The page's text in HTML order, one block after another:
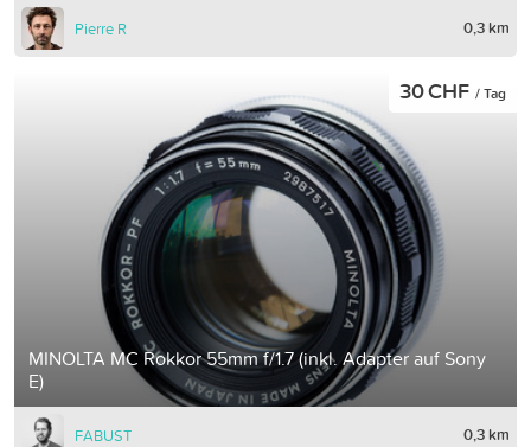
Pierre R 0,3 km
MINOLTA MC Rokkor 55mm f/1.7 (inkl. Adapter auf Sony
E)
30 CHF / Tag
FABUST 0,3 km